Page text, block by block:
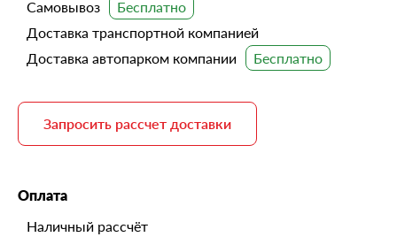
Самовывоз
Доставка транспортной компанией
Доставка автопарком компании
Запросить рассчет доставки
Оплата
Наличный рассчёт